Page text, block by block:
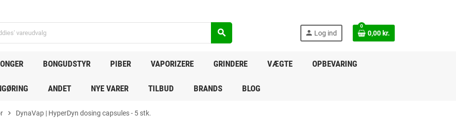
search person Log ind
0
0,00 kr.
BONGUDSTYR PIBER VAPORIZERE GRINDERE VÆGTE OPBEVARING
ANDET NYE VARER TILBUD BRANDS BLOG
chevron_right DynaVap | HyperDyn dosing capsules - 5 stk.